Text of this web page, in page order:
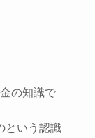
の知識で
という認識